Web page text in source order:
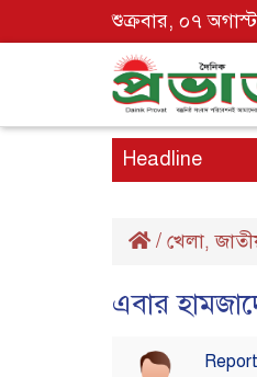
শুক্রবার, ০৭
Headline
/ খেলা,
এবার